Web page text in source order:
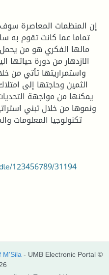
إن المنظمات المعاصرة
تماما عما كانت تقوم به
مالها الفكري هو من
الازدهار من دورة حياتها
واستمراريتها تأتي من
الثمين وحاجتها إلى
يمكنها من مواجهة
ونموها من خلال تبني
تكنولوجيا المعلومات
123456789/31194
M'Sila - UMB Electronic Portal ©